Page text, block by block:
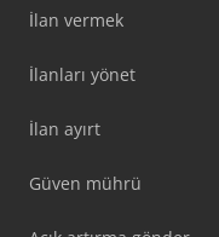
İlan vermek
İlanları yönet
İlan ayırt
Güven mührü